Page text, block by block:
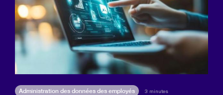
Administration des données des employés 3 minutes